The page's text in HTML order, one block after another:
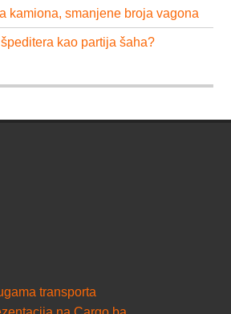
kamiona, smanjene broja vagona
kao partija šaha?
transporta